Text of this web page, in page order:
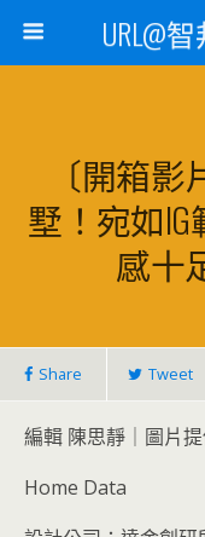
URL@
〔開箱
墅！宛如
感十
Share Tweet
編輯 陳思靜｜圖片
Home Data